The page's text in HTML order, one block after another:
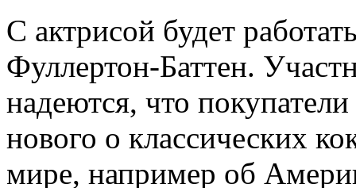
С актрисой будет
Фуллертон-Баттен.
надеются, что
нового о классических
мире, например об